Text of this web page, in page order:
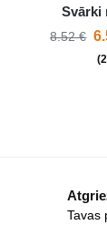
Svārki
8.52€
Tavas